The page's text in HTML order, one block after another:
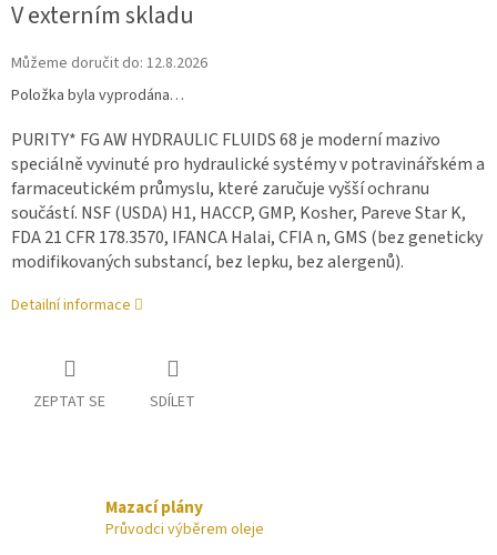
cena:
V externím skladu
Můžeme doručit do: 12.8.2026
Položka byla vyprodána…
PURITY* FG AW HYDRAULIC FLUIDS 68 je moderní mazivo
speciálně vyvinuté pro hydraulické systémy v potravinářském a
farmaceutickém průmyslu, které zaručuje vyšší ochranu
součástí. NSF (USDA) H1, HACCP, GMP, Kosher, Pareve Star K,
FDA 21 CFR 178.3570, IFANCA Halai, CFIA n, GMS (bez geneticky
modifikovaných substancí, bez lepku, bez alergenů).
Detailní informace
ZEPTAT SE SDÍLET
Mazací plány
Průvodci výběrem oleje